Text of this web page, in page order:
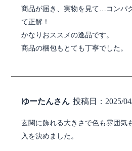
商品が届き、実物を見て…コンパ
て正解！
かなりおススメの逸品です。
商品の梱包もとても丁寧でした。
ゆーたん 投稿日 2025/
玄関に飾れる大きさで色も雰囲気
入を決めました。